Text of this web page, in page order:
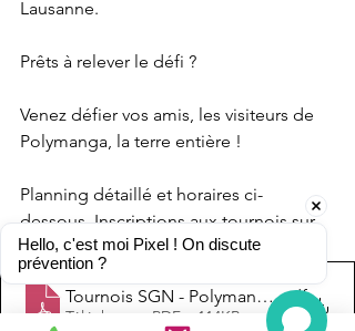
Lausanne.
Prêts à relever le défi ?
Venez défier vos amis, les visiteurs de
Polymanga, la terre entière !
Planning détaillé et horaires ci-
dessous. Inscriptions aux tournois sur
place le jour même.
Tournois SGN - Polymanga 2026
.pdf
Télécharger PDF • 114KB
Hello, c'est moi Pixel ! On discute
prévention ?